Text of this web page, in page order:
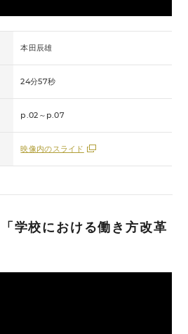
本田辰雄
24分57秒
p.02～p.07
映像内のスライド
学校における働き方改革